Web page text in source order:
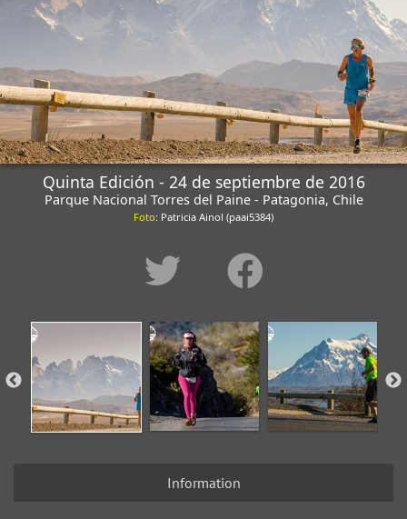
Quinta Edición - 24 de septiembre de 2016
Parque Nacional Torres del Paine - Patagonia, Chile
Foto: Patricia Ainol (paai5384)
Information